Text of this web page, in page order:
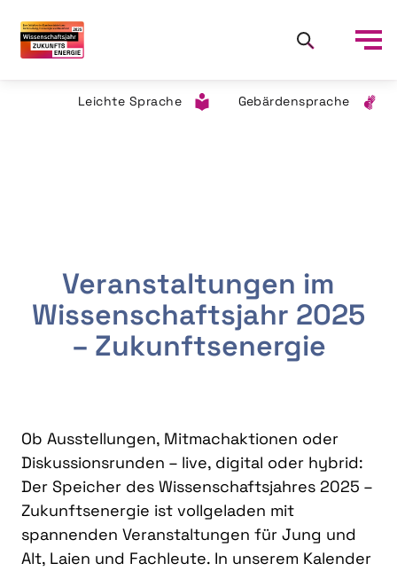
Leichte Sprache Gebärdensprache
Veranstaltungen im
Wissenschaftsjahr 2025
– Zukunftsenergie
Ob Ausstellungen, Mitmachaktionen oder
Diskussionsrunden – live, digital oder hybrid:
Der Speicher des Wissenschaftsjahres 2025 –
Zukunftsenergie ist vollgeladen mit
spannenden Veranstaltungen für Jung und
Alt, Laien und Fachleute. In unserem Kalender